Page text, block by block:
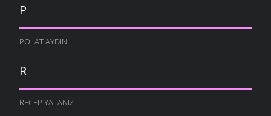
P
POLAT AYDIN
R
RECEP YALANIZ